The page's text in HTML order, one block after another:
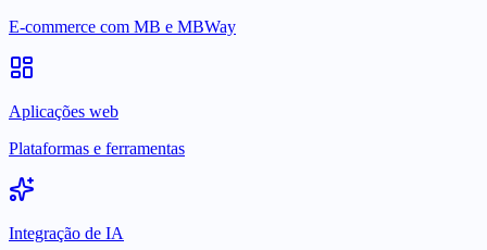
E-commerce com MB e MBWay
Aplicações web
Plataformas e ferramentas
Integração de IA